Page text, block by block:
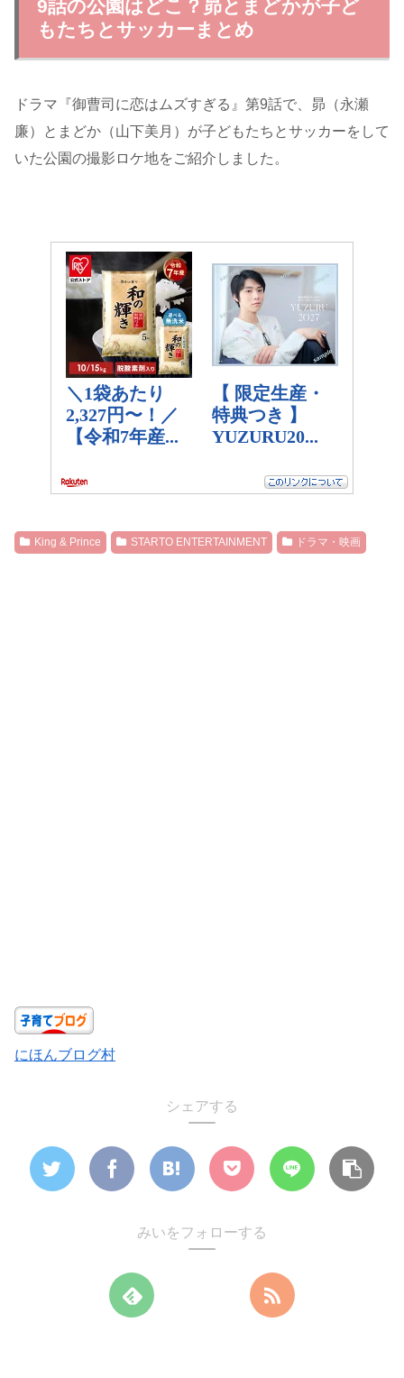
9話の公園はどこ？昴とまどかが子ど
もたちとサッカーまとめ
ドラマ『御曹司に恋はムズすぎる』第9話で、昴（永瀬
廉）とまどか（山下美月）が子どもたちとサッカーをして
いた公園の撮影ロケ地をご紹介しました。
King & Prince STARTO ENTERTAINMENT ドラマ・映画
にほんブログ村
シェアする
みいをフォローする